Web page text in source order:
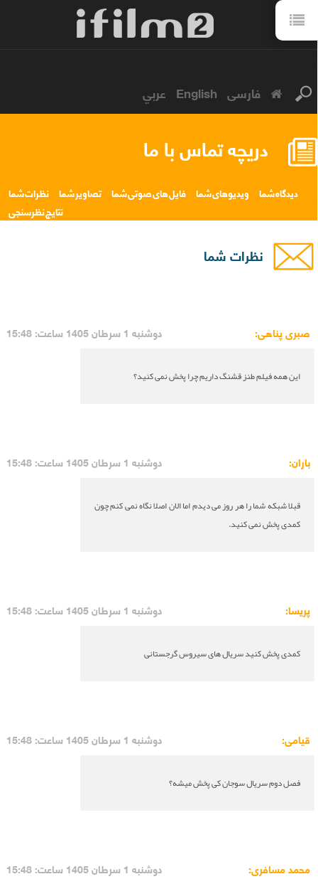
فارسی English عربي
دریچه تماس با ما
نظرات شما تصاویر شما فایل های صوتی شما ویدیوهای شما
دیدگاه شما
نتایج نظرسنجی
نظرات شما
صبری پناهی: دوشنبه 1 سرطان 1405 ساعت: 15:48
این همه فیلم طنز قشنگ داریم چرا پخش نمی کنید؟
باران: دوشنبه 1 سرطان 1405 ساعت: 15:48
قبلا شبکه شما را هر روز می دیدم اما الان اصلا نگاه نمی کنم چون
کمدی پخش نمی کنید.
پریسا: دوشنبه 1 سرطان 1405 ساعت: 15:48
کمدی پخش کنید سریال های سیروس گرجستانی
قیامی: دوشنبه 1 سرطان 1405 ساعت: 15:48
فصل دوم سریال سوجان کی پخش میشه؟
محمد مسافری: دوشنبه 1 سرطان 1405 ساعت: 15:48